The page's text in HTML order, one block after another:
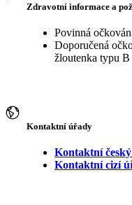
Zdravotní informace a
Povinná
Doporučená
žloutenka typu B
Kontaktní úřady
Kontaktní
Kontaktní cizí